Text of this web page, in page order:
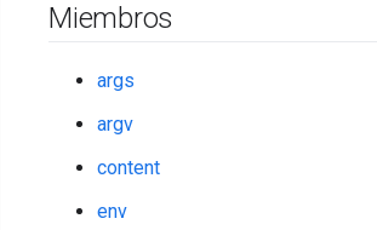
Miembros
args
argv
content
env